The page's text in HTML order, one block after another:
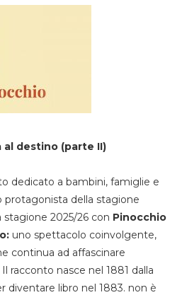
al destino (parte II)
dedicato a bambini, famiglie e
protagonista della stagione
stagione 2025/26 con Pinocchio
uno spettacolo coinvolgente,
continua ad affascinare
racconto nasce nel 1881 dalla
diventare libro nel 1883. non è